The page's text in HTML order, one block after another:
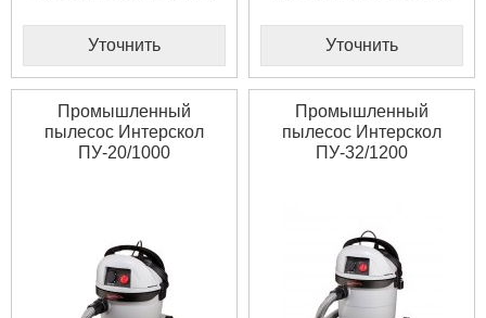
Уточнить Уточнить
Промышленный
пылесос Интерскол
ПУ-20/1000
Промышленный
пылесос Интерскол
ПУ-32/1200